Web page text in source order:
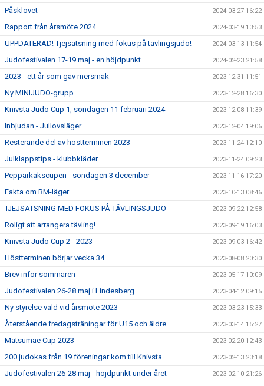
Påsklovet 2024-03-27 16:22
Rapport från årsmöte 2024 2024-03-19 13:53
UPPDATERAD! Tjejsatsning med fokus på tävlingsjudo! 2024-03-13 11:54
Judofestivalen 17-19 maj - en höjdpunkt 2024-02-23 21:58
2023 - ett år som gav mersmak 2023-12-31 11:51
Ny MINIJUDO-grupp 2023-12-28 16:30
Knivsta Judo Cup 1, söndagen 11 februari 2024 2023-12-08 11:39
Inbjudan - Jullovsläger 2023-12-04 19:06
Resterande del av höstterminen 2023 2023-11-24 12:10
Julklappstips - klubbkläder 2023-11-24 09:23
Pepparkakscupen - söndagen 3 december 2023-11-16 17:20
Fakta om RM-läger 2023-10-13 08:46
TJEJSATSNING MED FOKUS PÅ TÄVLINGSJUDO 2023-09-22 12:58
Roligt att arrangera tävling! 2023-09-19 16:03
Knivsta Judo Cup 2 - 2023 2023-09-03 16:42
Höstterminen börjar vecka 34 2023-08-08 20:30
Brev inför sommaren 2023-05-17 10:09
Judofestivalen 26-28 maj i Lindesberg 2023-04-12 09:15
Ny styrelse vald vid årsmöte 2023 2023-03-23 15:33
Återstående fredagsträningar för U15 och äldre 2023-03-14 15:27
Matsumae Cup 2023 2023-02-20 12:43
200 judokas från 19 föreningar kom till Knivsta 2023-02-13 23:18
Judofestivalen 26-28 maj - höjdpunkt under året 2023-02-10 21:26